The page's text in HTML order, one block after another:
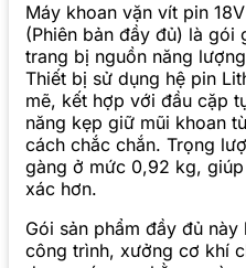
Máy khoan vặn vít pin
(Phiên bản đầy đủ) là gói
trang bị nguồn năng
Thiết bị sử dụng hệ pin
mẽ, kết hợp với đầu cặp
năng kẹp giữ mũi khoan
cách chắc chắn. Trọng
gàng ở mức 0,92 kg,
xác hơn.
Gói sản phẩm đầy đủ
công trình, xưởng cơ khí